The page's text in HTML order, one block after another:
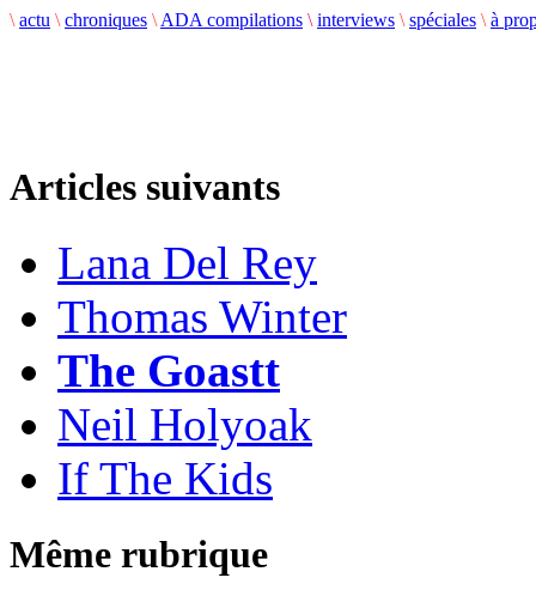
\ actu \ chroniques \ ADA compilations \ interviews \ spéciales \ à
Articles suivants
Lana Del Rey
Thomas Winter
The Goastt
Neil Holyoak
If The Kids
Même rubrique